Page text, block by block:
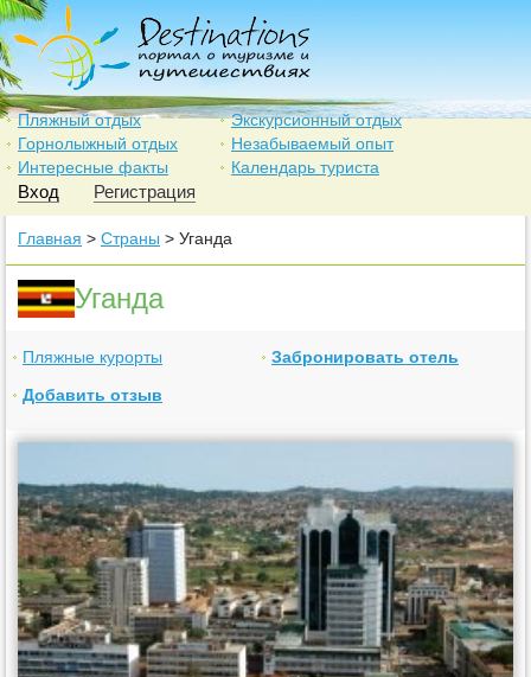
Пляжный отдых
Экскурсионный отдых
Горнолыжный отдых
Незабываемый опыт
Интересные факты
Календарь туриста
Вход Регистрация
Главная > Страны > Уганда
Уганда
Пляжные курорты
Забронировать отель
Добавить отзыв